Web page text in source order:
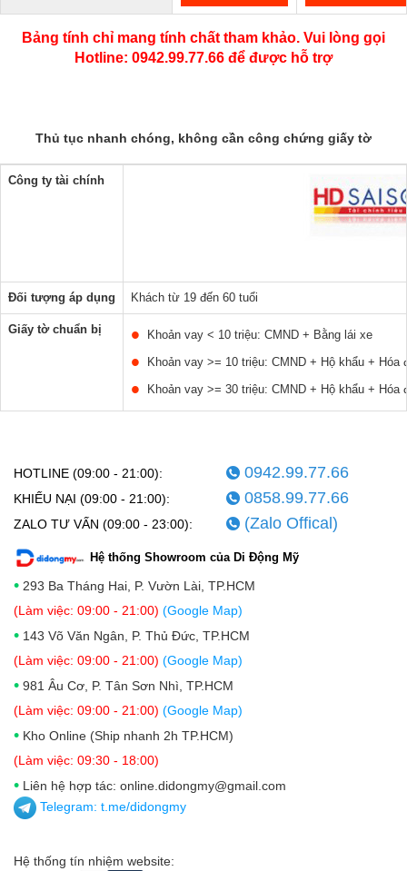
Bảng tính chỉ mang tính chất tham khảo. Vui lòng gọi
Hotline: 0942.99.77.66 để được hỗ trợ
Thủ tục nhanh chóng, không cần công chứng giấy tờ
Công ty tài chính
Đối tượng áp dụng Khách từ 19 đến 60 tuổi
Giấy tờ chuẩn bị
Khoản vay < 10 triệu: CMND + Bằng lái xe
Khoản vay >= 10 triệu: CMND + Hộ khẩu +
Khoản vay >= 30 triệu: CMND + Hộ khẩu +
HOTLINE (09:00 - 21:00): 0942.99.77.66
KHIẾU NẠI (09:00 - 21:00): 0858.99.77.66
ZALO TƯ VẤN (09:00 - 23:00): (Zalo Offical)
Hệ thống Showroom của Di Động Mỹ
• 293 Ba Tháng Hai, P. Vườn Lài, TP.HCM
(Làm việc: 09:00 - 21:00) (Google Map)
• 143 Võ Văn Ngân, P. Thủ Đức, TP.HCM
(Làm việc: 09:00 - 21:00) (Google Map)
• 981 Âu Cơ, P. Tân Sơn Nhì, TP.HCM
(Làm việc: 09:00 - 21:00) (Google Map)
• Kho Online (Ship nhanh 2h TP.HCM)
(Làm việc: 09:30 - 18:00)
• Liên hệ hợp tác: online.didongmy@gmail.com
Telegram: t.me/didongmy
Hệ thống tín nhiệm website: